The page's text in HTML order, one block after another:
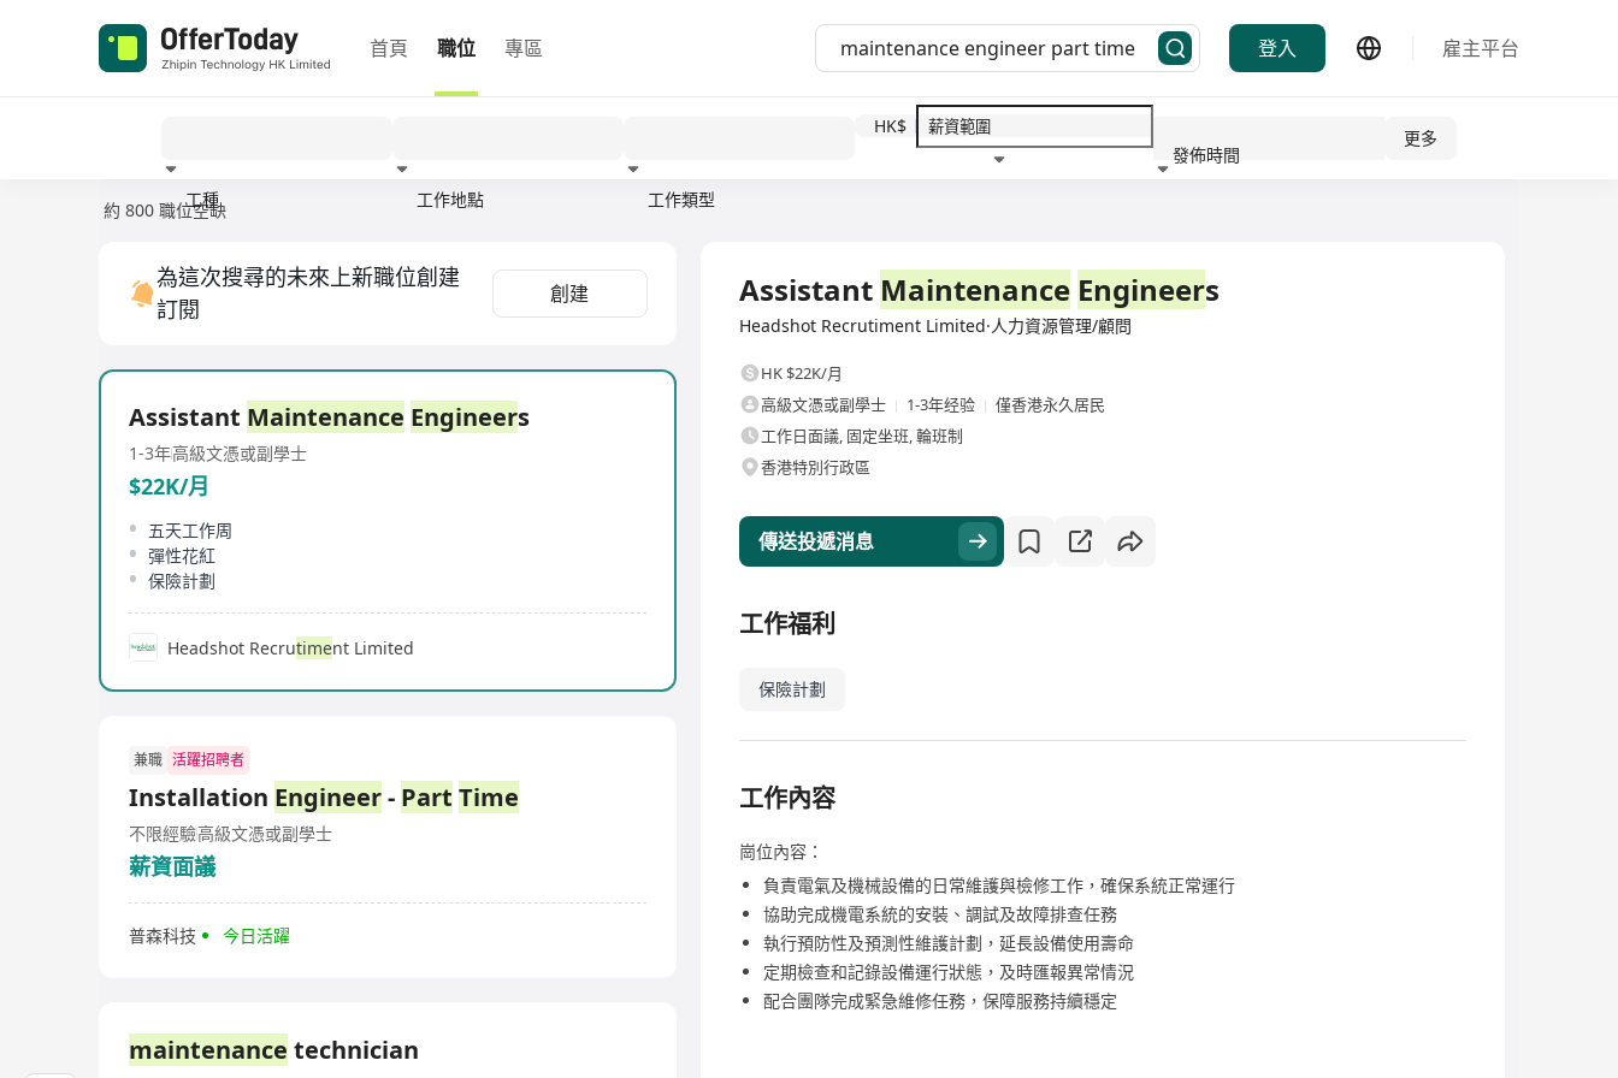
首頁 職位 專區 登入 雇主平台
工種 工作地點 工作類型
HK$
發佈時間
更多
約 800 職位空缺
為這次搜尋的未來上新職位創建
訂閱
創建
Assistant Maintenance Engineers
1-3年高級文憑或副學士
$22K/月
五天工作周
彈性花紅
保險計劃
Headshot Recrutiment Limited
兼職 活躍招聘者
Installation Engineer- Part Time
不限經驗高級文憑或副學士
薪資面議
普森科技 今日活躍
maintenance technician
Assistant Maintenance Engineers
Headshot Recrutiment Limited·人力資源管理/顧問
HK $22K/月
高級文憑或副學士
1-3年经验
僅香港永久居民
工作日面議, 固定坐班, 輪班制
香港特別行政區
傳送投遞消息
工作福利
保險計劃
工作內容
崗位內容：
負責電氣及機械設備的日常維護與檢修工作，確保系統正常運行
協助完成機電系統的安裝、調試及故障排查任務
執行預防性及預測性維護計劃，延長設備使用壽命
定期檢查和記錄設備運行狀態，及時匯報異常情況
配合團隊完成緊急維修任務，保障服務持續穩定